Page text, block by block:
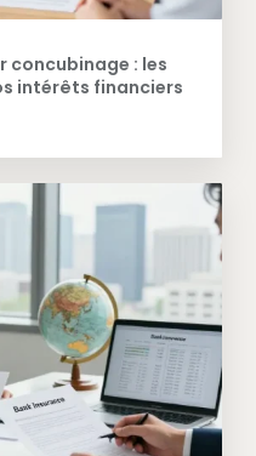
concubinage : les
intérêts financiers